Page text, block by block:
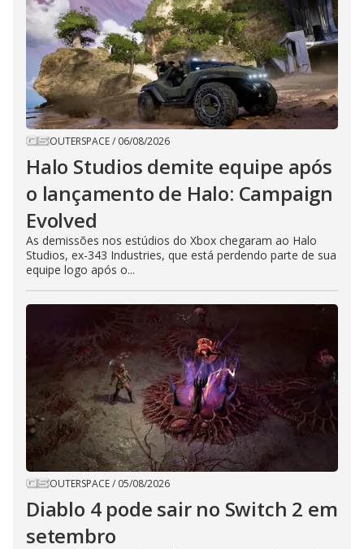
OUTERSPACE/ 06/08/2026
Halo Studios demite equipe após
o lançamento de Halo: Campaign
Evolved
As demissões nos estúdios do Xbox chegaram ao Halo
Studios, ex-343 Industries, que está perdendo parte de sua
equipe logo após o...
OUTERSPACE/ 05/08/2026
Diablo 4 pode sair no Switch 2 em
setembro